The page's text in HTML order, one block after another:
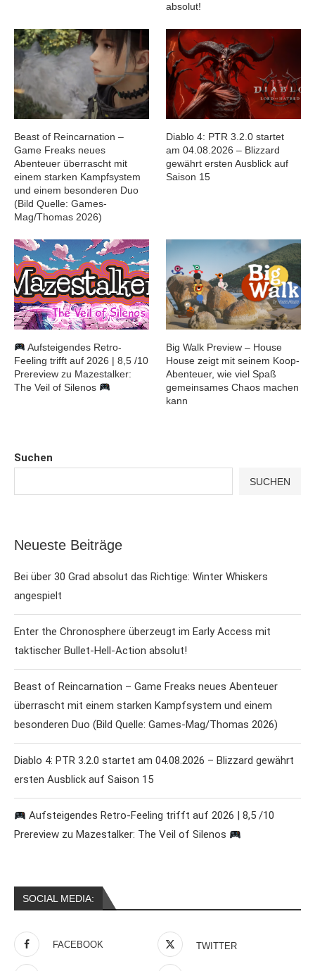
Suchen
SUCHEN
Neueste Beiträge
Bei über 30 Grad absolut das Richtige: Winter Whiskers
angespielt
Enter the Chronosphere überzeugt im Early Access mit
taktischer Bullet-Hell-Action absolut!
Beast of Reincarnation – Game Freaks neues Abenteuer
überrascht mit einem starken Kampfsystem und einem
besonderen Duo (Bild Quelle: Games-Mag/Thomas 2026)
Diablo 4: PTR 3.2.0 startet am 04.08.2026 – Blizzard gewährt
ersten Ausblick auf Saison 15
Aufsteigendes Retro-Feeling trifft auf 2026 | 8,5 /10
Prereview zu Mazestalker: The Veil of Silenos
SOCIAL MEDIA:
FACEBOOK TWITTER
absolut!
Beast of Reincarnation –
Game Freaks neues
Abenteuer überrascht mit
einem starken Kampfsystem
und einem besonderen Duo
(Bild Quelle: Games-
Mag/Thomas 2026)
Diablo 4: PTR 3.2.0 startet
am 04.08.2026 – Blizzard
gewährt ersten Ausblick auf
Saison 15
Aufsteigendes Retro-
Feeling trifft auf 2026 | 8,5 /10
Prereview zu Mazestalker:
The Veil of Silenos
Big Walk Preview – House
House zeigt mit seinem Koop-
Abenteuer, wie viel Spaß
gemeinsames Chaos machen
kann